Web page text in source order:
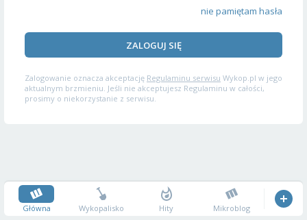
nie pamiętam hasła
ZALOGUJ SIĘ
Zalogowanie oznacza akceptację Regulaminu serwisu Wykop.pl w jego
aktualnym brzmieniu. Jeśli nie akceptujesz Regulaminu w całości,
prosimy o niekorzystanie z serwisu.
Główna Wykopalisko Hity Mikroblog